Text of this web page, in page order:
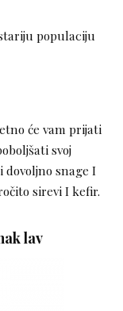
populaciju
će vam prijati
svoj
snage I
sirevi I kefir.
lav